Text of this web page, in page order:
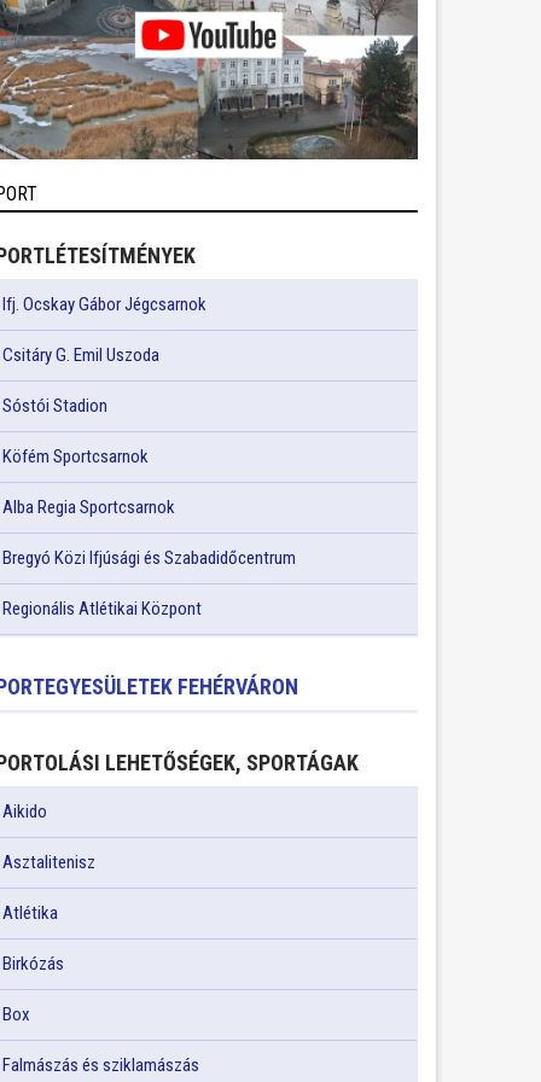
Ifj. Ocskay Gábor Jégcsarnok
Csitáry G. Emil Uszoda
Sóstói Stadion
Köfém Sportcsarnok
Alba Regia Sportcsarnok
Bregyó Közi Ifjúsági és Szabadidőcentrum
Regionális Atlétikai Központ
FEHÉRVÁRON
LEHETŐSÉGEK, SPORTÁGAK
Aikido
Asztalitenisz
Atlétika
Birkózás
Box
Falmászás és sziklamászás